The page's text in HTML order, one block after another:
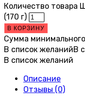
Количество товара
(170 г)
В КОРЗИНУ
Сумма
В список желанийВ
В список желаний
Описание
Отзывы (0)